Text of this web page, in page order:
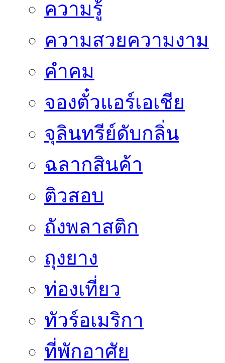
ความรู้
ความสวยความงาม
คำคม
จองตั๋วแอร์เอเชีย
จุลินทรีย์ดับกลิ่น
ฉลากสินค้า
ติวสอบ
ถังพลาสติก
ถุงยาง
ท่องเที่ยว
ทัวร์อเมริกา
ที่พักอาศัย